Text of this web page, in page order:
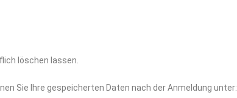
löschen lassen.
Sie Ihre gespeicherten Daten nach der Anmeldung unter: